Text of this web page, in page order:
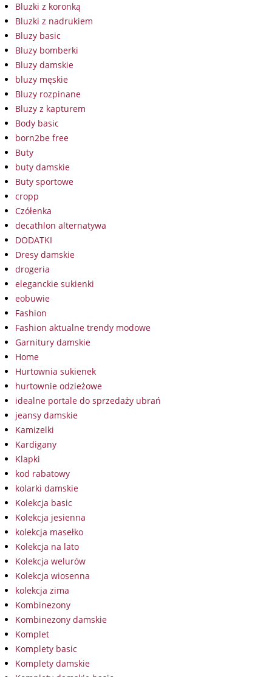
Bluzki z koronką
Bluzki z nadrukiem
Bluzy basic
Bluzy bomberki
Bluzy damskie
bluzy męskie
Bluzy rozpinane
Bluzy z kapturem
Body basic
born2be free
Buty
buty damskie
Buty sportowe
cropp
Czółenka
decathlon alternatywa
DODATKI
Dresy damskie
drogeria
eleganckie sukienki
eobuwie
Fashion
Fashion aktualne trendy modowe
Garnitury damskie
Home
Hurtownia sukienek
hurtownie odzieżowe
idealne portale do sprzedaży ubrań
jeansy damskie
Kamizelki
Kardigany
Klapki
kod rabatowy
kolarki damskie
Kolekcja basic
Kolekcja jesienna
kolekcja masełko
Kolekcja na lato
Kolekcja welurów
Kolekcja wiosenna
kolekcja zima
Kombinezony
Kombinezony damskie
Komplet
Komplety basic
Komplety damskie